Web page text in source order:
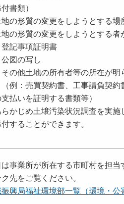
付書類）
地の形質の変更をしようとする
地の形質の変更をしようとする
事項証明書
の写し
他土地の所有者等の所在が明
：売買契約書、工事請負契約
払いを証明する書類等）
かじめ土壌汚染状況調査を実施
付することができます。
は事業所が所在する市町村を担当
ク先をご覧ください。
興局福祉環境部一覧（環境・公